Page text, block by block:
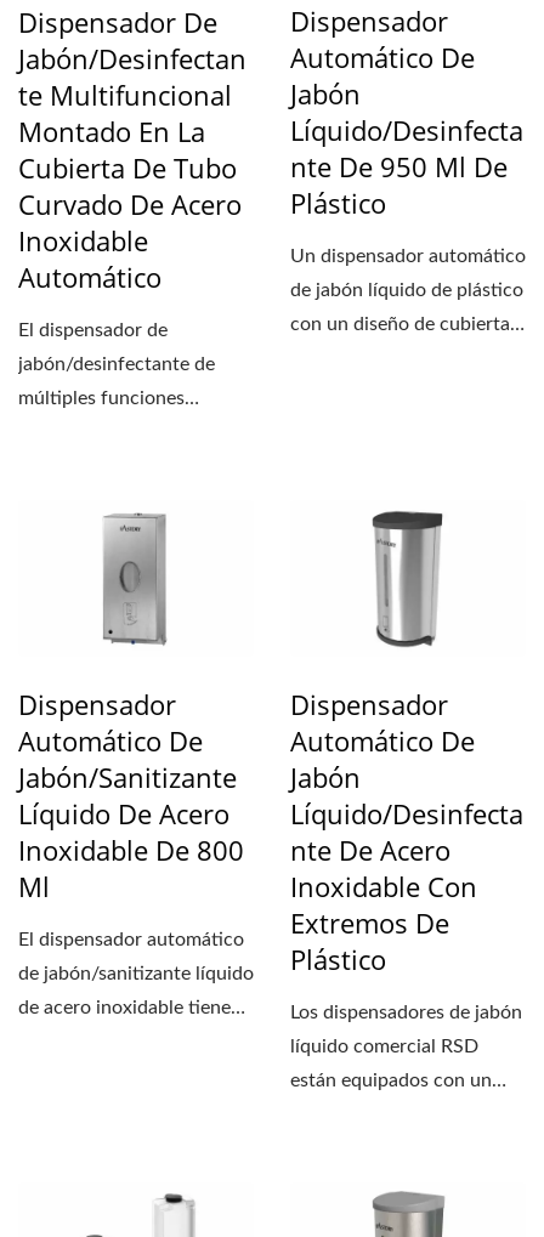
Dispensador De
Jabón/desinfectan
Te Multifuncional
Montado En La
Cubierta De Tubo
Curvado De Acero
Inoxidable
Automático
El dispensador de
jabón/desinfectante de
múltiples funciones
Dispensador
Automático De
Jabón
Líquido/desinfecta
Nte De 950 Ml De
Plástico
Un dispensador automático
de jabón líquido de plástico
con un diseño de cubierta
Dispensador
Automático De
Jabón/sanitizante
Líquido De Acero
Inoxidable De 800
Ml
El dispensador automático
de jabón/sanitizante líquido
de acero inoxidable tiene
Dispensador
Automático De
Jabón
Líquido/desinfecta
Nte De Acero
Inoxidable Con
Extremos De
Plástico
Los dispensadores de jabón
líquido comercial RSD
están equipados con un